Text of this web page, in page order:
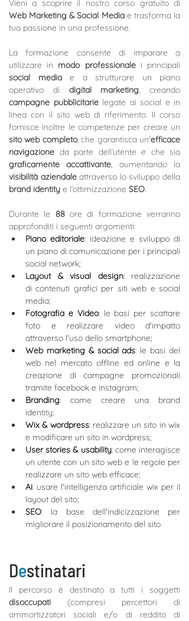
Web Marketing & Social Media e trasforma la
tua passione in una professione.
La formazione consente di imparare a
utilizzare in modo professionale
social media e a strutturare un piano
operativo di digital marketing
campagne pubblicitarie legate ai social e in
linea con il sito web di riferimento. Il corso
sito web completo, che garantisca un'efficace
navigazione
graficamente accattivante
visibilità aziendale
brand identity e l’ottimizzazione SEO.
Durante le 88 ore di formazione verranno
approfonditi i seguenti argomenti:
Piano editoriale: ideazione e sviluppo di
un piano di comunicazione per i principali
social network;
Layout & visual design: realizzazione
di contenuti grafici per siti web e social
media;
Fotografia e Video: le basi per scattare
foto e realizzare video d'impatto
attraverso l'uso dello smartphone;
Web marketing & social ads: le basi del
web nel mercato offline ed online e la
creazione di campagne promozionali
tramite facebook e instagram;
Branding: come creare una brand
identity;
Wix & wordpress: realizzare un sito in wix
e modificare un sito in wordpress;
User stories & usability: come interagisce
un utente con un sito web e le regole per
realizzare un sito web efficace;
Ai: usare l'intelligenza artificiale wix per il
layout del sito;
SEO: la base dell'indicizzazione per
migliorare il posizionamento del sito
Destinatari
disoccupati (compresi percettori di
ammortizzatori sociali e/o di reddito di